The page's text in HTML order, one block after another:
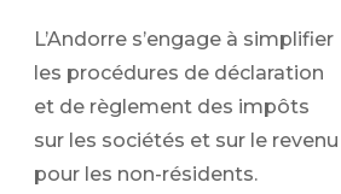
L’Andorre s’engage à simplifier
les procédures de déclaration
et de règlement des impôts
sur les sociétés et sur le revenu
pour les non-résidents.